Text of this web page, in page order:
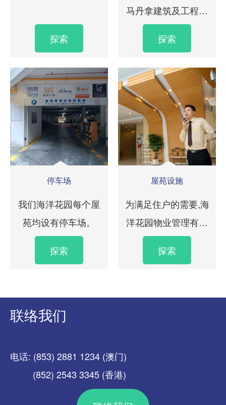
探索
马丹拿建筑及工程设
计公司设计，结合峻
伟外观及优质材料，
造磅礡气魄
探索
停车场
我们海洋花园每个屋
苑均设有停车场。
探索
屋苑设施
为满足住户的需要,海
洋花园物业管理有限
公司提供了一系列完
善的服务
探索
联络我们
电话: (853) 2881 1234 (澳门)
(852) 2543 3345 (香港)